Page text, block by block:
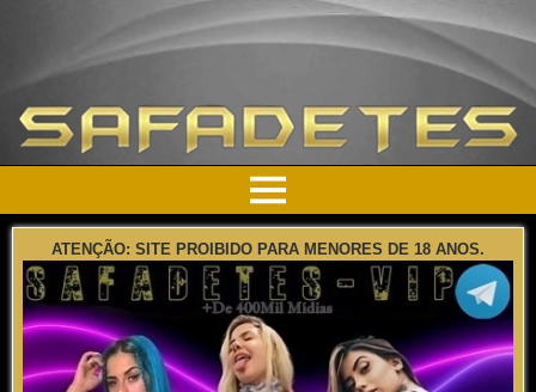
ATENÇÃO: SITE PROIBIDO PARA MENORES DE 18 ANOS.